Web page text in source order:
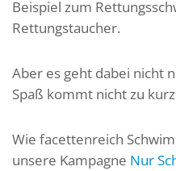
Beispiel zum
Rettungstaucher.
Aber es geht dabei nicht
Spaß kommt nicht zu
Wie facettenreich
unsere Kampagne Nur